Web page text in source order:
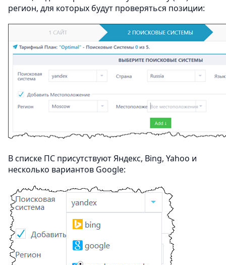
регион, для которых будут проверяться позиции:
В списке ПС присутствуют Яндекс, Bing, Yahoo и
несколько вариантов Google: